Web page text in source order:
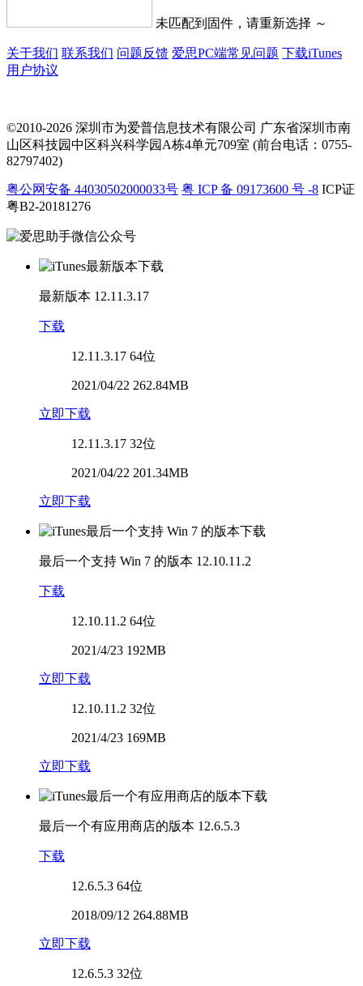
未匹配到固件，请重新选择 ～
关于我们 联系我们 问题反馈 爱思PC端常见问题 下载iTunes
用户协议
©2010-2026 深圳市为爱普信息技术有限公司 广东省深圳市南
山区科技园中区科兴科学园A栋4单元709室 (前台电话：0755-
82797402)
粤公网安备 44030502000033号 粤 ICP 备 09173600 号 -8 ICP证
粤B2-20181276
最新版本 12.11.3.17
下载
12.11.3.17 64位
2021/04/22 262.84MB
立即下载
12.11.3.17 32位
2021/04/22 201.34MB
立即下载
最后一个支持 Win 7 的版本 12.10.11.2
下载
12.10.11.2 64位
2021/4/23 192MB
立即下载
12.10.11.2 32位
2021/4/23 169MB
立即下载
最后一个有应用商店的版本 12.6.5.3
下载
12.6.5.3 64位
2018/09/12 264.88MB
立即下载
12.6.5.3 32位